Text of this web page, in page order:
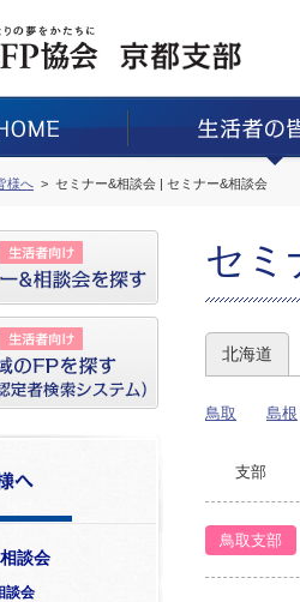
様へ セミナー&相談会 | セミナー&相談会
談会
談会
セミ
北海道
鳥取 島根
支部
鳥取支部